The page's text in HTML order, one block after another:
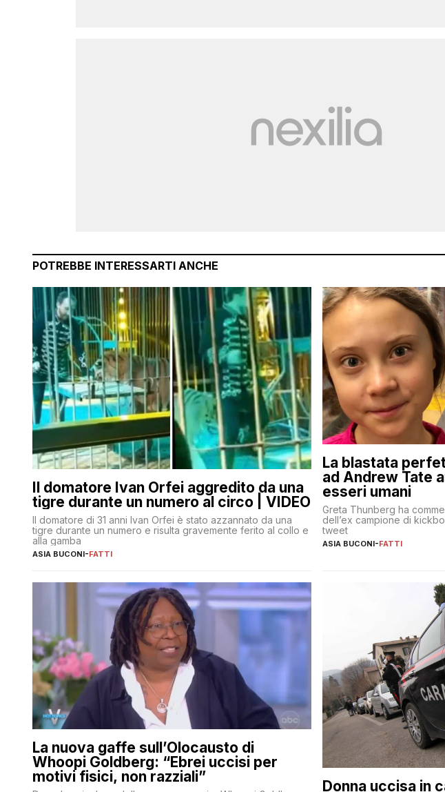
POTREBBE INTERESSARTI ANCHE
Il domatore Ivan Orfei aggredito da una
tigre durante un numero al circo | VIDEO
Il domatore di 31 anni Ivan Orfei è stato azzannato da una
tigre durante un numero e risulta gravemente ferito al collo e
alla gamba
ASIA BUCONI-FATTI
La blastata
ad Andrew Tate
esseri umani
Greta Thunberg ha
dell’ex campione di
tweet
ASIA BUCONI-FATTI
La nuova gaffe sull’Olocausto di
Whoopi Goldberg: “Ebrei uccisi per
motivi fisici, non razziali”
Donna uccisa in